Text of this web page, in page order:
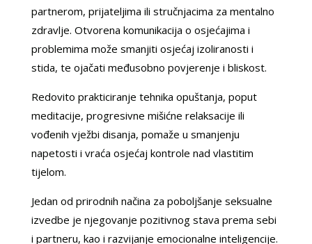
partnerom, prijateljima ili stručnjacima za mentalno
zdravlje. Otvorena komunikacija o osjećajima i
problemima može smanjiti osjećaj izoliranosti i
stida, te ojačati međusobno povjerenje i bliskost.
Redovito prakticiranje tehnika opuštanja, poput
meditacije, progresivne mišićne relaksacije ili
vođenih vježbi disanja, pomaže u smanjenju
napetosti i vraća osjećaj kontrole nad vlastitim
tijelom.
Jedan od prirodnih načina za poboljšanje seksualne
izvedbe je njegovanje pozitivnog stava prema sebi
i partneru, kao i razvijanje emocionalne inteligencije.